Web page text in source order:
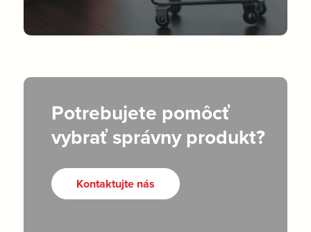
Potrebujete pomôcť
vybrať správny produkt?
Kontaktujte nás